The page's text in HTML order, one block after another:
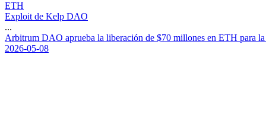
ETH
Exploit de Kelp DAO
...
Arbitrum DAO aprueba la liberación de $70 millones en ETH para la
2026-05-08